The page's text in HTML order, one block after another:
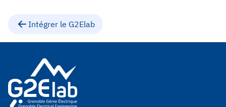
Intégrer le G2Elab